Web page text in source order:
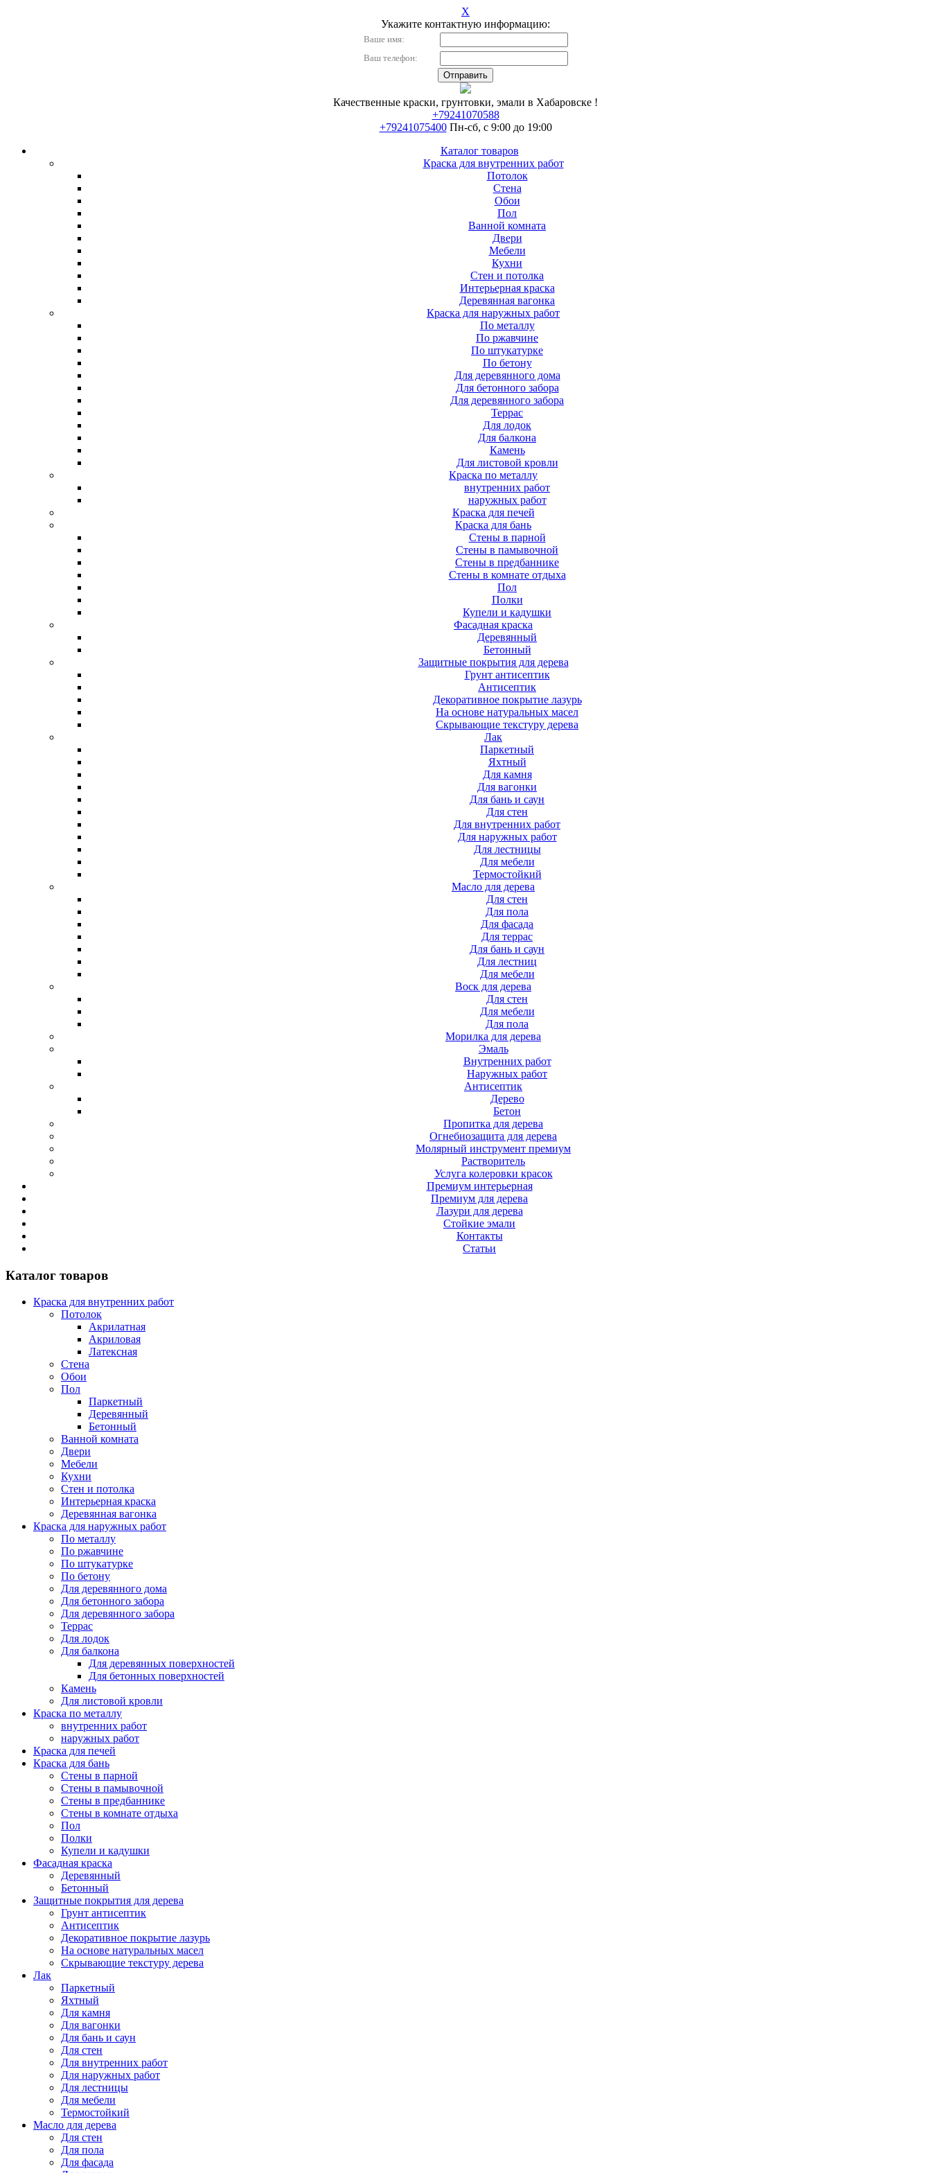
X
Укажите контактную информацию:
Ваше имя:
Ваш телефон:
Качественные краски, грунтовки, эмали в Хабаровске !
+79241070588
+79241075400 Пн-сб, с 9:00 до 19:00
Каталог товаров
Краска для внутренних работ
Потолок
Стена
Обои
Пол
Ванной комната
Двери
Мебели
Кухни
Стен и потолка
Интерьерная краска
Деревянная вагонка
Краска для наружных работ
По металлу
По ржавчине
По штукатурке
По бетону
Для деревянного дома
Для бетонного забора
Для деревянного забора
Террас
Для лодок
Для балкона
Камень
Для листовой кровли
Краска по металлу
внутренних работ
наружных работ
Краска для печей
Краска для бань
Стены в парной
Стены в памывочной
Стены в предбаннике
Стены в комнате отдыха
Пол
Полки
Купели и кадушки
Фасадная краска
Деревянный
Бетонный
Защитные покрытия для дерева
Грунт антисептик
Антисептик
Декоративное покрытие лазурь
На основе натуральных масел
Скрывающие текстуру дерева
Лак
Паркетный
Яхтный
Для камня
Для вагонки
Для бань и саун
Для стен
Для внутренних работ
Для наружных работ
Для лестницы
Для мебели
Термостойкий
Масло для дерева
Для стен
Для пола
Для фасада
Для террас
Для бань и саун
Для лестниц
Для мебели
Воск для дерева
Для стен
Для мебели
Для пола
Морилка для дерева
Эмаль
Внутренних работ
Наружных работ
Антисептик
Дерево
Бетон
Пропитка для дерева
Огнебиозащита для дерева
Молярный инструмент премиум
Растворитель
Услуга колеровки красок
Премиум интерьерная
Премиум для дерева
Лазури для дерева
Стойкие эмали
Контакты
Статьи
Каталог товаров
Краска для внутренних работ
Потолок
Акрилатная
Акриловая
Латексная
Стена
Обои
Пол
Паркетный
Деревянный
Бетонный
Ванной комната
Двери
Мебели
Кухни
Стен и потолка
Интерьерная краска
Деревянная вагонка
Краска для наружных работ
По металлу
По ржавчине
По штукатурке
По бетону
Для деревянного дома
Для бетонного забора
Для деревянного забора
Террас
Для лодок
Для балкона
Для деревянных поверхностей
Для бетонных поверхностей
Камень
Для листовой кровли
Краска по металлу
внутренних работ
наружных работ
Краска для печей
Краска для бань
Стены в парной
Стены в памывочной
Стены в предбаннике
Стены в комнате отдыха
Пол
Полки
Купели и кадушки
Фасадная краска
Деревянный
Бетонный
Защитные покрытия для дерева
Грунт антисептик
Антисептик
Декоративное покрытие лазурь
На основе натуральных масел
Скрывающие текстуру дерева
Лак
Паркетный
Яхтный
Для камня
Для вагонки
Для бань и саун
Для стен
Для внутренних работ
Для наружных работ
Для лестницы
Для мебели
Термостойкий
Масло для дерева
Для стен
Для пола
Для фасада